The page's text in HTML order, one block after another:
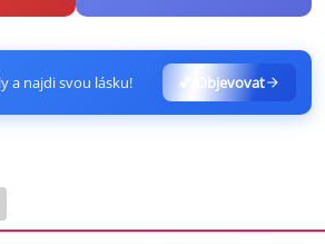
a najdi svou lásku! 💕 Objevovat